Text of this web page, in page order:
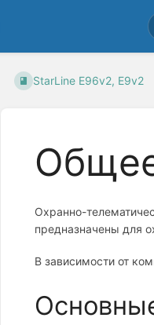
StarLine E96v2, E9v2
Охранно-
предназначены для
В зависимости от